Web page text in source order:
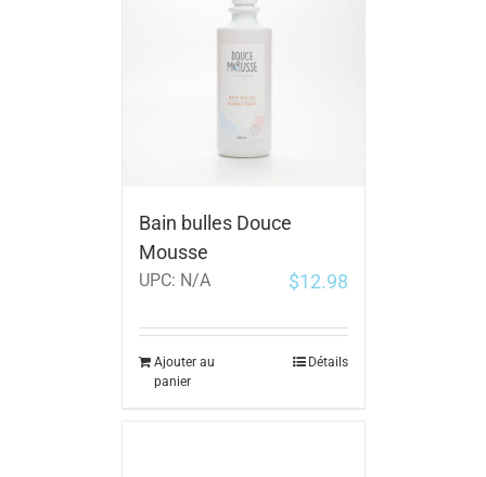
Bain bulles Douce
Mousse
UPC: N/A $12.98
Ajouter au
panier
Détails